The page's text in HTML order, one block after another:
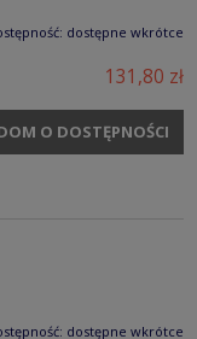
dostępne wkrótce
131,80 zł
O DOSTĘPNOŚCI
dostępne wkrótce